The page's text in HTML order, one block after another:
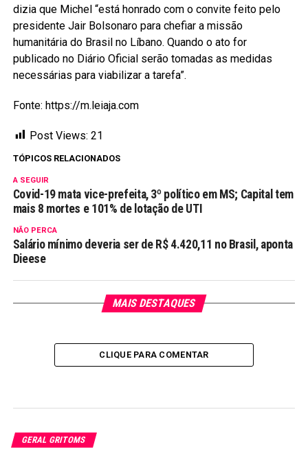
dizia que Michel “está honrado com o convite feito pelo
presidente Jair Bolsonaro para chefiar a missão
humanitária do Brasil no Líbano. Quando o ato for
publicado no Diário Oficial serão tomadas as medidas
necessárias para viabilizar a tarefa”.
Fonte: https://m.leiaja.com
Post Views: 21
TÓPICOS RELACIONADOS
A SEGUIR
Covid-19 mata vice-prefeita, 3º político em MS; Capital tem
mais 8 mortes e 101% de lotação de UTI
NÃO PERCA
Salário mínimo deveria ser de R$ 4.420,11 no Brasil, aponta
Dieese
MAIS DESTAQUES
CLIQUE PARA COMENTAR
GERAL GRITOMS